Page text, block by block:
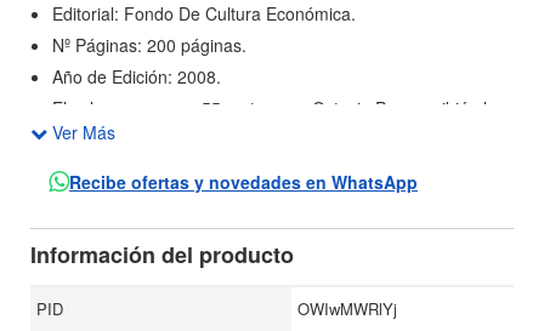
Editorial: Fondo De Cultura Económica.
Nº Páginas: 200 páginas.
Año de Edición: 2008.
El volumen agrupa 55 cartas que Octavio Paz escribió al
autor de Anagnórisis y que constituyen un testimonio de
amistad. La correspondencia reúne uno de los testimonios
iniciativas, la gestación de algunas de sus obras como
Piedra de Sol, Cuadrivio, Blanco. Muchas de estas cartas
son verdaderos ensayos.
Ver Más
Recibe ofertas y novedades en WhatsApp
Información del producto
PID
OWIwMWRlYj